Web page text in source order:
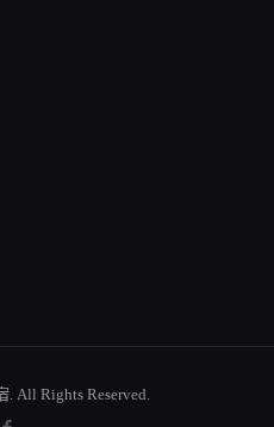
All Rights Reserved.